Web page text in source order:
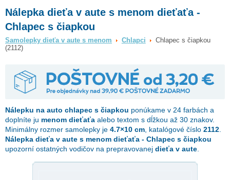
Nálepka dieťa v aute s menom dieťaťa -
Chlapec s čiapkou
Samolepky dieťa v aute s menom Chlapci
Chlapec s čiapkou
(2112)
Nálepku na auto chlapec s čiapkou ponúkame v 24 farbách a
doplníte ju menom dieťaťa alebo textom s dĺžkou až 30 znakov.
Minimálny rozmer samolepky je 4.7×10 cm , katalógové číslo 2112
Nálepka dieťa v aute s menom dieťaťa - Chlapec s čiapkou
upozorní ostatných vodičov na prepravovanej dieťa v aute